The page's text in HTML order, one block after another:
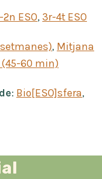
2n ESO, 3r-4t ESO
, Mitjana
60 min)
: Bio[ESO]sfera